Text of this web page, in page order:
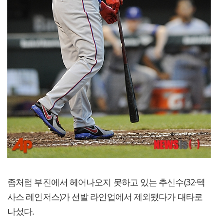
좀처럼 부진에서 헤어나오지 못하고 있는 추신수(32·텍
사스 레인저스)가 선발 라인업에서 제외됐다가 대타로
나섰다.